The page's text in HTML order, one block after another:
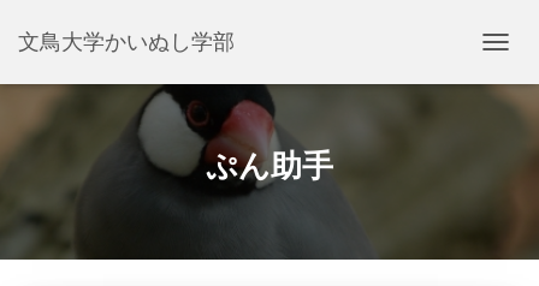
文鳥大学かいぬし学部
ビ
ゲ
ぷん助手